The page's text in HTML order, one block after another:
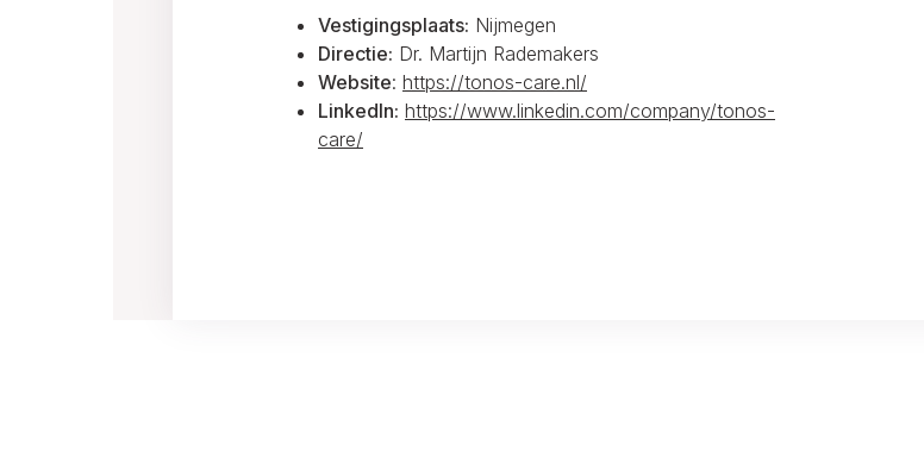
Vestigingsplaats: Nijmegen
Directie: Dr. Martijn Rademakers
Website: https://tonos-care.nl/
LinkedIn: https://www.linkedin.com/company/tonos-
care/